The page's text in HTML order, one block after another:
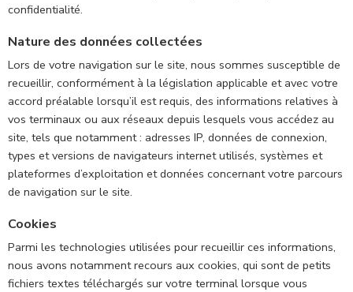
confidentialité.
Nature des données collectées
Lors de votre navigation sur le site, nous sommes susceptible de
recueillir, conformément à la législation applicable et avec votre
accord préalable lorsqu’il est requis, des informations relatives à
vos terminaux ou aux réseaux depuis lesquels vous accédez au
site, tels que notamment : adresses IP, données de connexion,
types et versions de navigateurs internet utilisés, systèmes et
plateformes d’exploitation et données concernant votre parcours
de navigation sur le site.
Cookies
Parmi les technologies utilisées pour recueillir ces informations,
nous avons notamment recours aux cookies, qui sont de petits
fichiers textes téléchargés sur votre terminal lorsque vous